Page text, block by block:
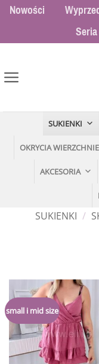
Przewiń
Nowości
SUKIENKI
OKRYCIA WIERZCHNIE
AKCESORIA
SUKIENKI /
small i mid size